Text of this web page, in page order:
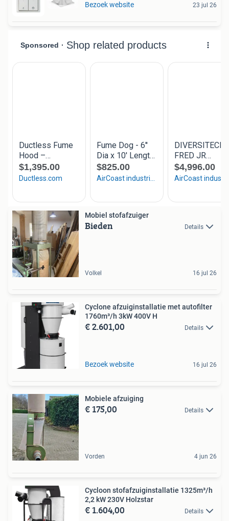
Bezoek website 23 jul 26
Mobiel stofafzuiger
Bieden Details
Volkel 16 jul 26
Cyclone afzuiginstallatie met autofilter
1760m³/h 3kW 400V H
€ 2.601,00 Details
Bezoek website 16 jul 26
Mobiele afzuiging
€ 175,00 Details
Vorden 4 jun 26
Cycloon stofafzuiginstallatie 1325m³/h
2,2 kW 230V Holzstar
€ 1.604,00 Details